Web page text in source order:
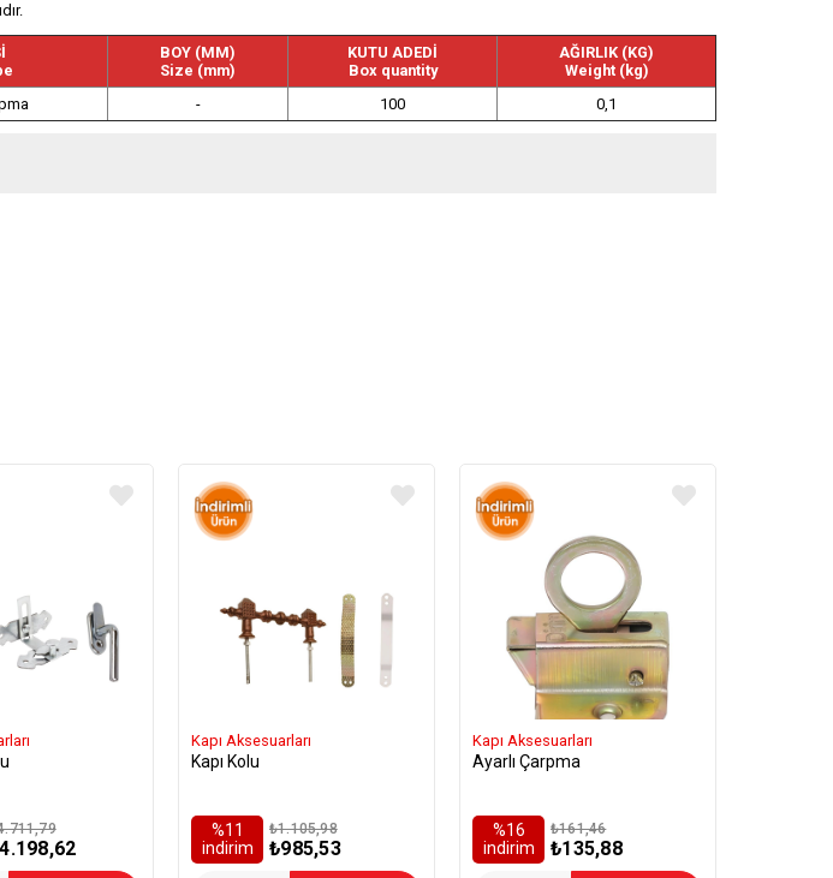
BOY (MM)
Size (mm)
KUTU ADEDİ
Box quantity
AĞIRLIK (KG)
Weight (kg)
- 100 0,1
Kapı Aksesuarları
Kapı Kolu
%11
i̇ndirim
₺985,53
₺1.105,98
Kapı Aksesuarları
Ayarlı Çarpma
%16
i̇ndirim
₺135,88
₺161,46